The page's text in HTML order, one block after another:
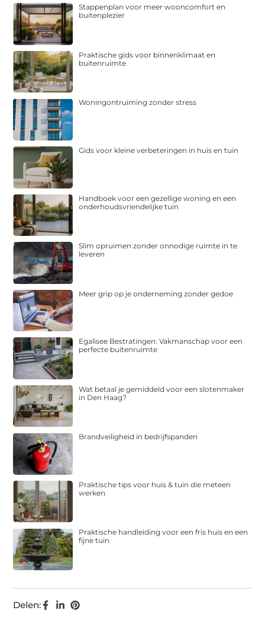
Delen:
Stappenplan voor meer wooncomfort en
buitenplezier
Praktische gids voor binnenklimaat en
buitenruimte
Woningontruiming zonder stress
Gids voor kleine verbeteringen in huis en tuin
Handboek voor een gezellige woning en een
onderhoudsvriendelijke tuin
Slim opruimen zonder onnodige ruimte in te
leveren
Meer grip op je onderneming zonder gedoe
Egalisee Bestratingen: Vakmanschap voor een
perfecte buitenruimte
Wat betaal je gemiddeld voor een slotenmaker
in Den Haag?
Brandveiligheid in bedrijfspanden
Praktische tips voor huis & tuin die meteen
werken
Praktische handleiding voor een fris huis en een
fijne tuin